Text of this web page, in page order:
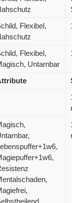
Flexibel,
Flexibel,
Untarnbar